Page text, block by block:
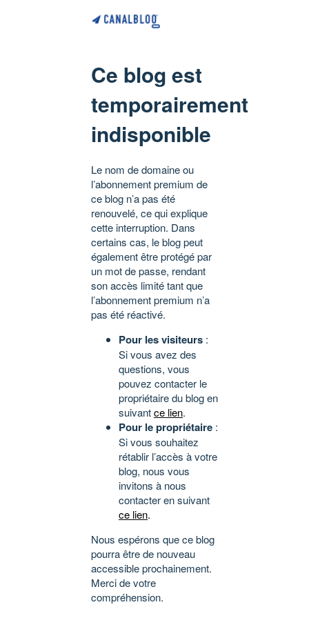
Ce blog est
temporairement
indisponible
Le nom de domaine ou
l’abonnement premium de
ce blog n’a pas été
renouvelé, ce qui explique
cette interruption. Dans
certains cas, le blog peut
également être protégé par
un mot de passe, rendant
son accès limité tant que
l’abonnement premium n’a
pas été réactivé.
Pour les visiteurs :
Si vous avez des
questions, vous
pouvez contacter le
propriétaire du blog en
suivantce lien.
Pour le propriétaire :
Si vous souhaitez
rétablir l’accès à votre
blog, nous vous
invitons à nous
contacter en suivant
ce lien.
Nous espérons que ce blog
pourra être de nouveau
accessible prochainement.
Merci de votre
compréhension.